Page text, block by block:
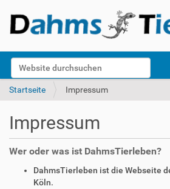
Website durchsuchen
k
Startseite Impressum
Impressum
Wer oder was ist DahmsTierleben?
DahmsTierleben ist die Webseite
Köln.